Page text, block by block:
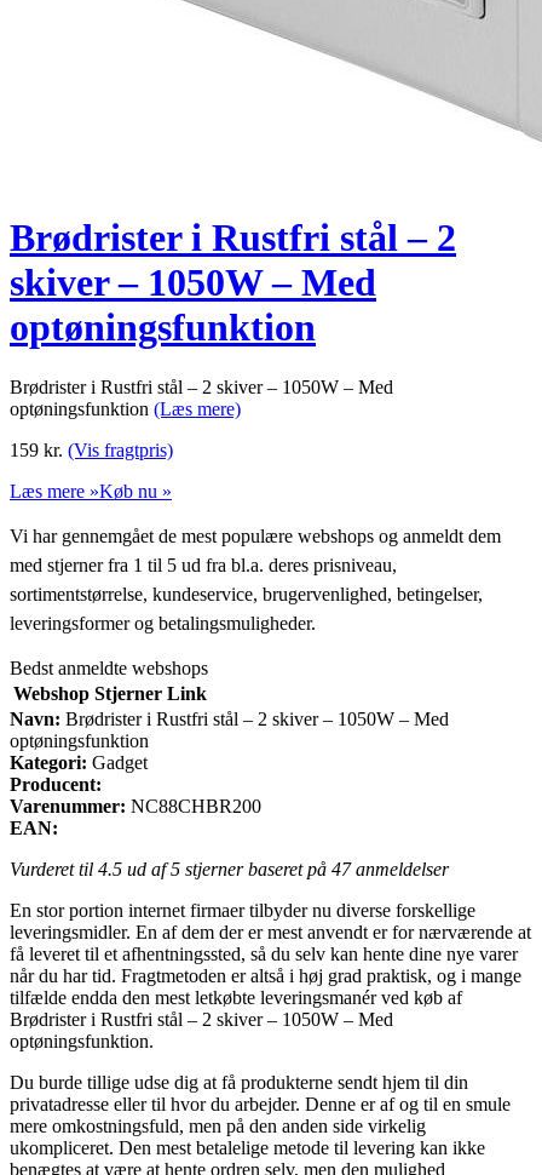
Brødrister i Rustfri stål – 2
skiver – 1050W – Med
optøningsfunktion
Brødrister i Rustfri stål – 2 skiver – 1050W – Med
optøningsfunktion (Læs mere)
159 kr. (Vis fragtpris)
Læs mere »Køb nu »
Vi har gennemgået de mest populære webshops og anmeldt dem
med stjerner fra 1 til 5 ud fra bl.a. deres prisniveau,
sortimentstørrelse, kundeservice, brugervenlighed, betingelser,
leveringsformer og betalingsmuligheder.
Bedst anmeldte webshops
Webshop Stjerner Link
Navn: Brødrister i Rustfri stål – 2 skiver – 1050W – Med
optøningsfunktion
Kategori: Gadget
Producent:
Varenummer: NC88CHBR200
EAN:
Vurderet til 4.5 ud af 5 stjerner baseret på 47anmeldelser
En stor portion internet firmaer tilbyder nu diverse forskellige
leveringsmidler. En af dem der er mest anvendt er for nærværende at
få leveret til et afhentningssted, så du selv kan hente dine nye varer
når du har tid. Fragtmetoden er altså i høj grad praktisk, og i mange
tilfælde endda den mest letkøbte leveringsmanér ved køb af
Brødrister i Rustfri stål – 2 skiver – 1050W – Med
optøningsfunktion.
Du burde tillige udse dig at få produkterne sendt hjem til din
privatadresse eller til hvor du arbejder. Denne er af og til en smule
mere omkostningsfuld, men på den anden side virkelig
ukompliceret. Den mest betalelige metode til levering kan ikke
benægtes at være at hente ordren selv, men den mulighed